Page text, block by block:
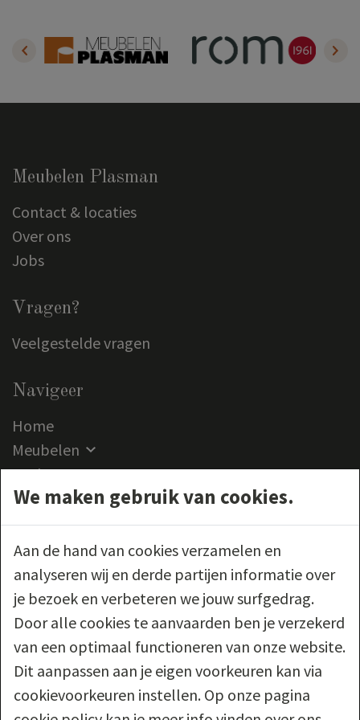
Meubelen Plasman
Contact & locaties
Over ons
Jobs
Vragen?
Veelgestelde vragen
Navigeer
Home
Meubelen
Outlet
Klantenservice
Contact
Volg ons
Wettelijk
Algemene verkoopsvoorwaarden
We maken gebruik van cookies.
Aan de hand van cookies verzamelen en
analyseren wij en derde partijen informatie over
je bezoek en verbeteren we jouw surfgedrag.
Door alle cookies te aanvaarden ben je verzekerd
van een optimaal functioneren van onze website.
Dit aanpassen aan je eigen voorkeuren kan via
cookievoorkeuren instellen. Op onze pagina